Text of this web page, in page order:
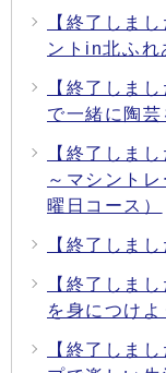
【終了しま
ントin北ふれ
【終了しま
で一緒に陶芸
【終了しま
～マシント
曜日コース）
【終了しま
【終了しま
を身につけ
【終了しま